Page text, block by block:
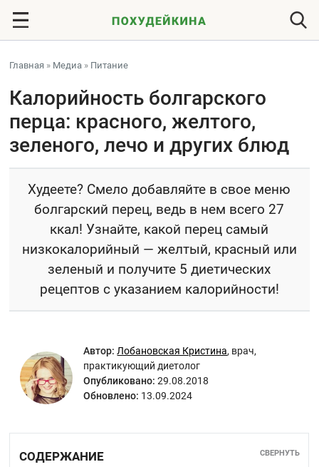
Главная » Медиа » Питание
Калорийность болгарского
перца: красного, желтого,
зеленого, лечо и других блюд
Худеете? Смело добавляйте в свое меню
болгарский перец, ведь в нем всего 27
ккал! Узнайте, какой перец самый
низкокалорийный — желтый, красный или
зеленый и получите 5 диетических
рецептов с указанием калорийности!
Автор: Лобановская Кристина, врач,
практикующий диетолог
Опубликовано: 29.08.2018
Обновлено: 13.09.2024
СОДЕРЖАНИЕ СВЕРНУТЬ